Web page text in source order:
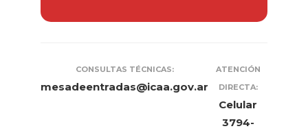
CONSULTAS TÉCNICAS:
mesadeentradas@icaa.gov.ar
ATENCIÓN
DIRECTA:
Celular
3794-